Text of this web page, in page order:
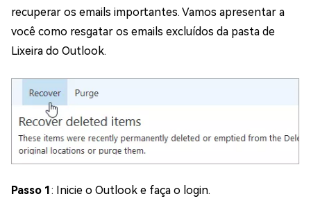
recuperar os emails importantes. Vamos apresentar a
você como resgatar os emails excluídos da pasta de
Lixeira do Outlook.
Passo 1 : Inicie o Outlook e faça o login.